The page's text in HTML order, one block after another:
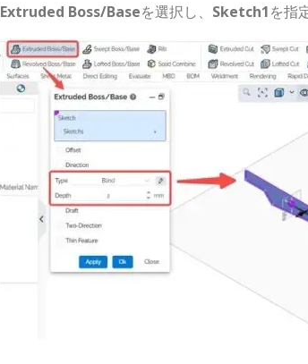
Extruded Boss/Baseを選択し、 Sketch1を指